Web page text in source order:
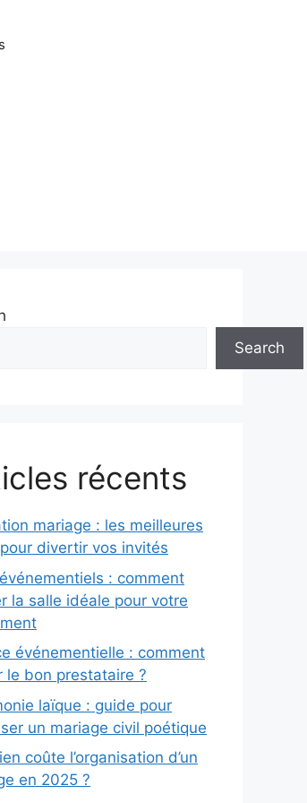
Search
récents
mariage : les meilleures
divertir vos invités
: comment
la salle idéale pour votre
événementielle : comment
le bon prestataire ?
laïque : guide pour
un mariage civil poétique
coûte l’organisation d’un
en 2025 ?